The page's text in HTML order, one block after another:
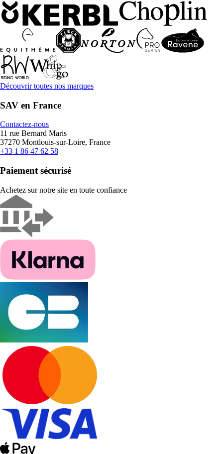
Découvrir toutes nos marques
SAV en France
Contactez-nous
11 rue Bernard Maris
37270 Montlouis-sur-Loire, France
+33 1 86 47 62 58
Paiement sécurisé
Achetez sur notre site en toute confiance